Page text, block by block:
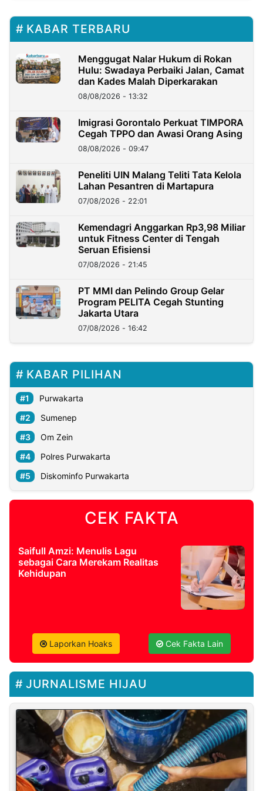
KABAR TERBARU
Menggugat Nalar Hukum di Rokan
Hulu: Swadaya Perbaiki Jalan, Camat
dan Kades Malah Diperkarakan
08/08/2026 - 13:32
Imigrasi Gorontalo Perkuat TIMPORA
Cegah TPPO dan Awasi Orang Asing
08/08/2026 - 09:47
Peneliti UIN Malang Teliti Tata Kelola
Lahan Pesantren di Martapura
07/08/2026 - 22:01
Kemendagri Anggarkan Rp3,98 Miliar
untuk Fitness Center di Tengah
Seruan Efisiensi
07/08/2026 - 21:45
PT MMI dan Pelindo Group Gelar
Program PELITA Cegah Stunting
Jakarta Utara
07/08/2026 - 16:42
KABAR PILIHAN
Purwakarta
Sumenep
Om Zein
Polres Purwakarta
Diskominfo Purwakarta
CEK FAKTA
Saifull Amzi: Menulis Lagu
sebagai Cara Merekam Realitas
Kehidupan
Laporkan Hoaks Cek Fakta Lain
JURNALISME HIJAU